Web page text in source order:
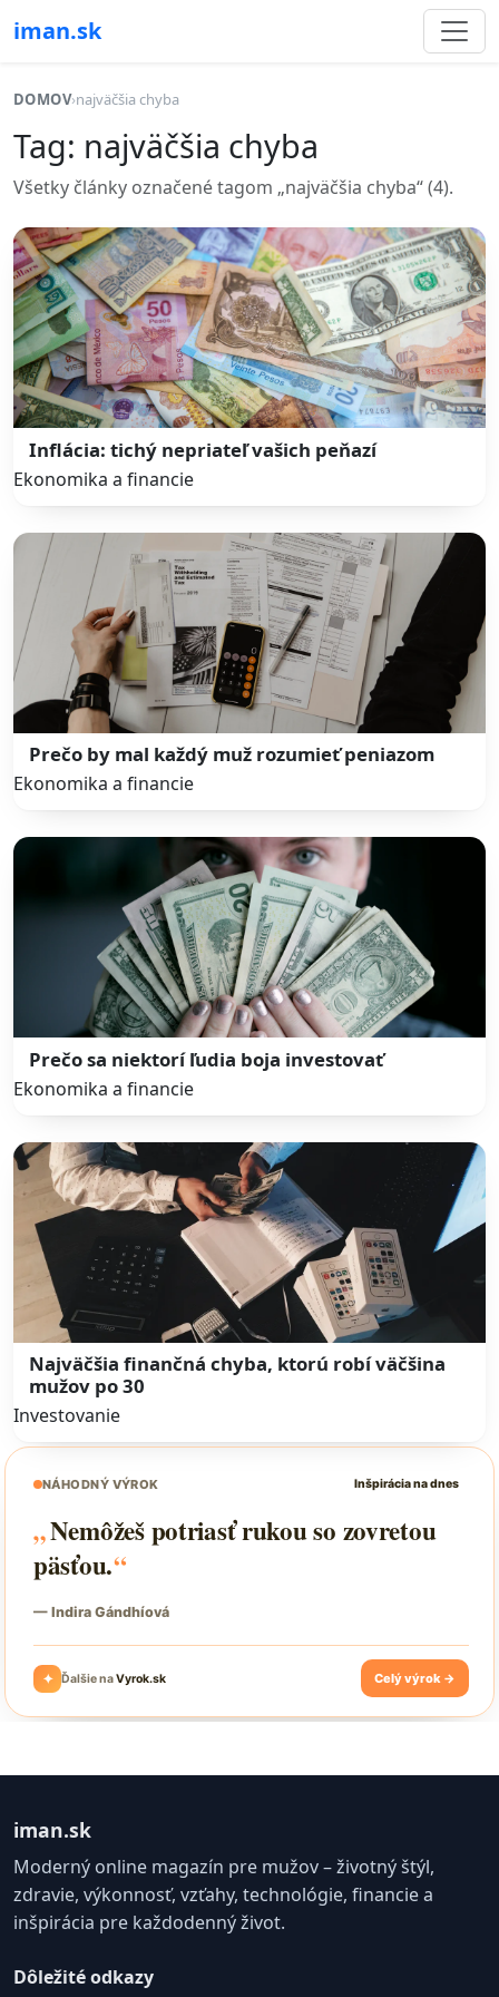
iman.sk
DOMOV›najväčšia chyba
Tag: najväčšia chyba
Všetky články označené tagom „najväčšia chyba“ (4).
Inflácia: tichý nepriateľ vašich peňazí
Ekonomika a financie
Prečo by mal každý muž rozumieť peniazom
Ekonomika a financie
Prečo sa niektorí ľudia boja investovať
Ekonomika a financie
Najväčšia finančná chyba, ktorú robí väčšina
mužov po 30
Investovanie
iman.sk
Moderný online magazín pre mužov – životný štýl,
zdravie, výkonnosť, vzťahy, technológie, financie a
inšpirácia pre každodenný život.
Dôležité odkazy